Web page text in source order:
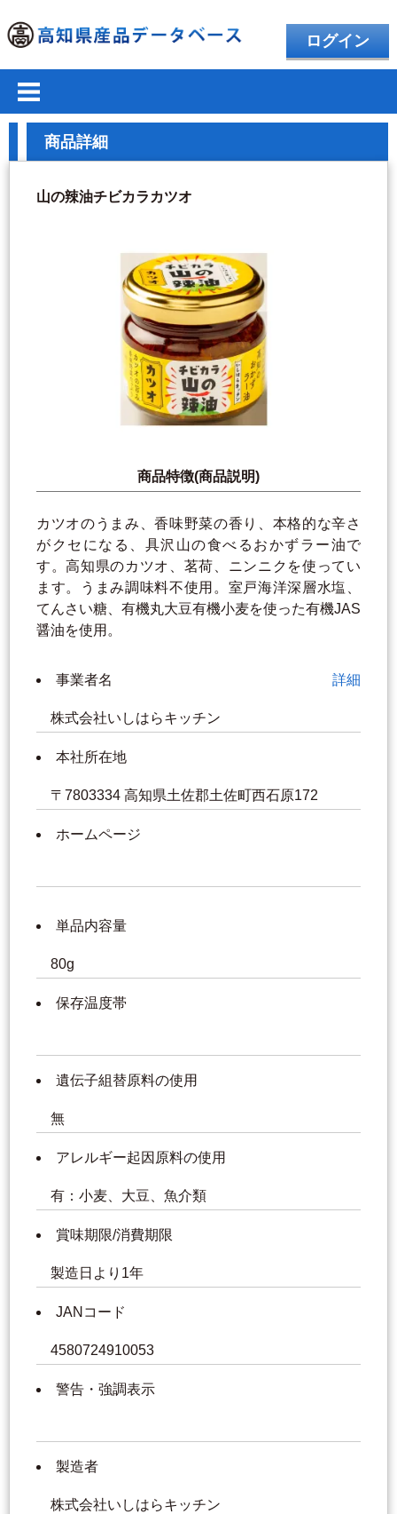
ログイン
商品詳細
山の辣油チビカラカツオ
商品特徴(商品説明)
カツオのうまみ、香味野菜の香り、本格的な辛さ
がクセになる、具沢山の食べるおかずラー油で
す。高知県のカツオ、茗荷、ニンニクを使ってい
ます。うまみ調味料不使用。室戸海洋深層水塩、
てんさい糖、有機丸大豆有機小麦を使った有機JAS
醤油を使用。
事業者名 詳細
株式会社いしはらキッチン
本社所在地
〒7803334 高知県土佐郡土佐町西石原172
ホームページ
単品内容量
80g
保存温度帯
遺伝子組替原料の使用
無
アレルギー起因原料の使用
有：小麦、大豆、魚介類
賞味期限/消費期限
製造日より1年
JANコード
4580724910053
警告・強調表示
製造者
株式会社いしはらキッチン